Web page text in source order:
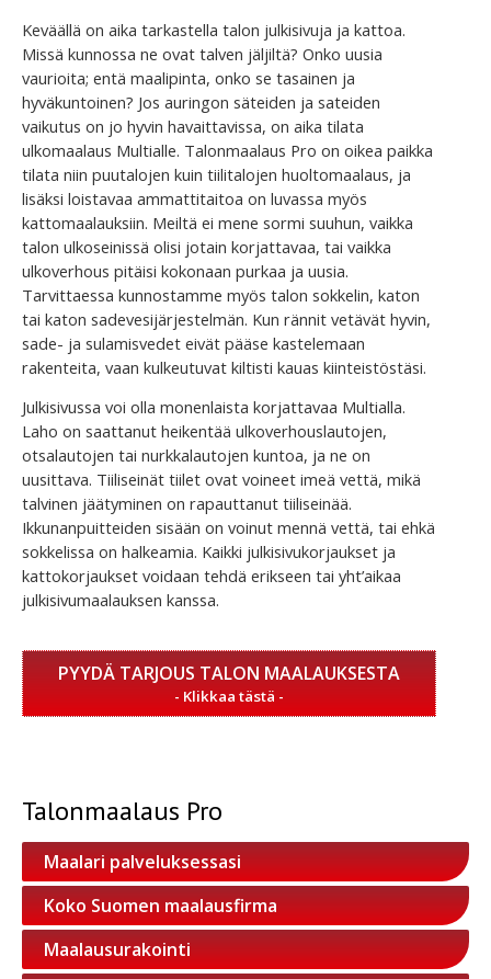
Keväällä on aika tarkastella talon julkisivuja ja kattoa.
Missä kunnossa ne ovat talven jäljiltä? Onko uusia
vaurioita; entä maalipinta, onko se tasainen ja
hyväkuntoinen? Jos auringon säteiden ja sateiden
vaikutus on jo hyvin havaittavissa, on aika tilata
ulkomaalaus Multialle. Talonmaalaus Pro on oikea paikka
tilata niin puutalojen kuin tiilitalojen huoltomaalaus, ja
lisäksi loistavaa ammattitaitoa on luvassa myös
kattomaalauksiin. Meiltä ei mene sormi suuhun, vaikka
talon ulkoseinissä olisi jotain korjattavaa, tai vaikka
ulkoverhous pitäisi kokonaan purkaa ja uusia.
Tarvittaessa kunnostamme myös talon sokkelin, katon
tai katon sadevesijärjestelmän. Kun rännit vetävät hyvin,
sade- ja sulamisvedet eivät pääse kastelemaan
rakenteita, vaan kulkeutuvat kiltisti kauas kiinteistöstäsi.
Julkisivussa voi olla monenlaista korjattavaa Multialla.
Laho on saattanut heikentää ulkoverhouslautojen,
otsalautojen tai nurkkalautojen kuntoa, ja ne on
uusittava. Tiiliseinät tiilet ovat voineet imeä vettä, mikä
talvinen jäätyminen on rapauttanut tiiliseinää.
Ikkunanpuitteiden sisään on voinut mennä vettä, tai ehkä
sokkelissa on halkeamia. Kaikki julkisivukorjaukset ja
kattokorjaukset voidaan tehdä erikseen tai yht’aikaa
julkisivumaalauksen kanssa.
PYYDÄ TARJOUS TALON MAALAUKSESTA
Talonmaalaus Pro
Maalari palveluksessasi
Koko Suomen maalausfirma
Maalausurakointi